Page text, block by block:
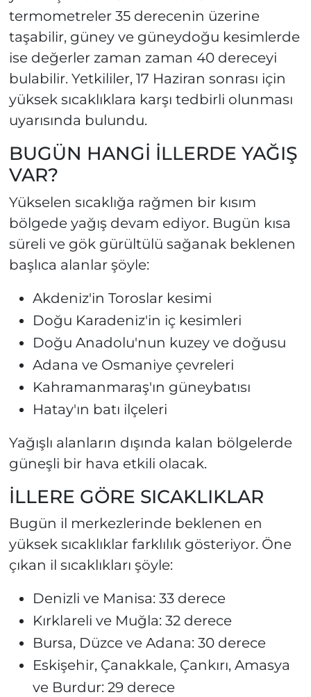
termometreler 35 derecenin üzerine
taşabilir, güney ve güneydoğu kesimlerde
ise değerler zaman zaman 40 dereceyi
bulabilir. Yetkililer, 17 Haziran sonrası için
yüksek sıcaklıklara karşı tedbirli olunması
uyarısında bulundu.
BUGÜN HANGİ İLLERDE YAĞIŞ
VAR?
Yükselen sıcaklığa rağmen bir kısım
bölgede yağış devam ediyor. Bugün kısa
süreli ve gök gürültülü sağanak beklenen
başlıca alanlar şöyle:
Akdeniz'in Toroslar kesimi
Doğu Karadeniz'in iç kesimleri
Doğu Anadolu'nun kuzey ve doğusu
Adana ve Osmaniye çevreleri
Kahramanmaraş'ın güneybatısı
Hatay'ın batı ilçeleri
Yağışlı alanların dışında kalan bölgelerde
güneşli bir hava etkili olacak.
İLLERE GÖRE SICAKLIKLAR
Bugün il merkezlerinde beklenen en
yüksek sıcaklıklar farklılık gösteriyor. Öne
çıkan il sıcaklıkları şöyle:
Denizli ve Manisa: 33 derece
Kırklareli ve Muğla: 32 derece
Bursa, Düzce ve Adana: 30 derece
Eskişehir, Çanakkale, Çankırı, Amasya
ve Burdur: 29 derece